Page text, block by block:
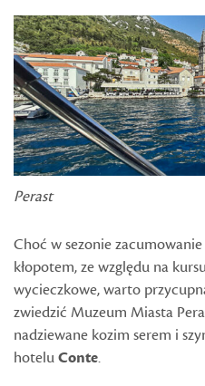
Perast
Choć w sezonie
kłopotem, ze względu na
wycieczkowe, warto
zwiedzić Muzeum Miasta
nadziewane kozim serem i
hoteluConte.